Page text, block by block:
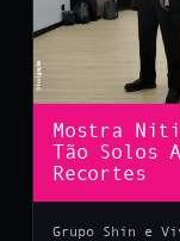
Mostra
Tão Solos
Recortes
Grupo Shin e